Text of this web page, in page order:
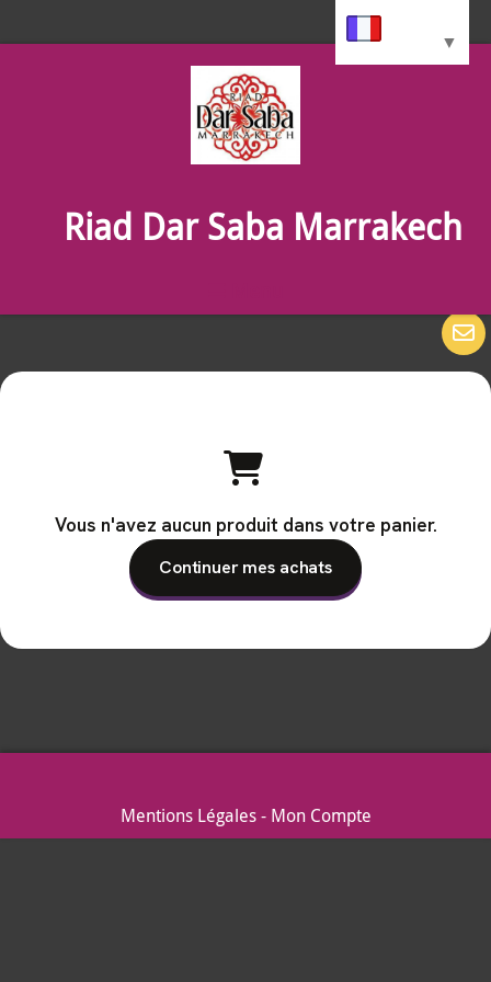
Riad Dar Saba Marrakech
Vous n'avez aucun produit dans votre panier.
Continuer mes achats
Mentions Légales Mon Compte
▼